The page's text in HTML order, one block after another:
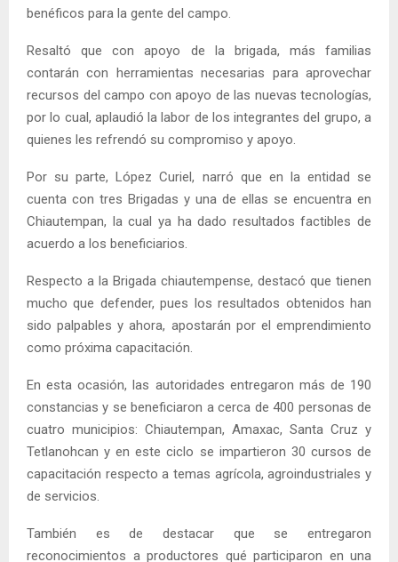
benéficos para la gente del campo.
Resaltó que con apoyo de la brigada, más familias
contarán con herramientas necesarias para aprovechar
recursos del campo con apoyo de las nuevas tecnologías,
por lo cual, aplaudió la labor de los integrantes del grupo, a
quienes les refrendó su compromiso y apoyo.
Por su parte, López Curiel, narró que en la entidad se
cuenta con tres Brigadas y una de ellas se encuentra en
Chiautempan, la cual ya ha dado resultados factibles de
acuerdo a los beneficiarios.
Respecto a la Brigada chiautempense, destacó que tienen
mucho que defender, pues los resultados obtenidos han
sido palpables y ahora, apostarán por el emprendimiento
como próxima capacitación.
En esta ocasión, las autoridades entregaron más de 190
constancias y se beneficiaron a cerca de 400 personas de
cuatro municipios: Chiautempan, Amaxac, Santa Cruz y
Tetlanohcan y en este ciclo se impartieron 30 cursos de
capacitación respecto a temas agrícola, agroindustriales y
de servicios.
También es de destacar que se entregaron
reconocimientos a productores qué participaron en una